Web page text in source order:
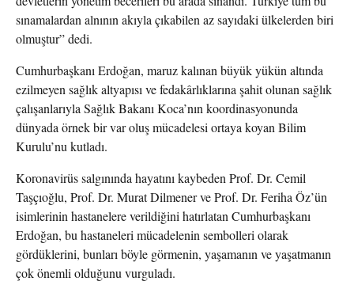
sınamalardan alnının akıyla çıkabilen az sayıdaki ülkelerden biri
olmuştur” dedi.
Cumhurbaşkanı Erdoğan, maruz kalınan büyük yükün altında
ezilmeyen sağlık altyapısı ve fedakârlıklarına şahit olunan sağlık
çalışanlarıyla Sağlık Bakanı Koca’nın koordinasyonunda
dünyada örnek bir var oluş mücadelesi ortaya koyan Bilim
Kurulu’nu kutladı.
Koronavirüs salgınında hayatını kaybeden Prof. Dr. Cemil
Taşçıoğlu, Prof. Dr. Murat Dilmener ve Prof. Dr. Feriha Öz’ün
isimlerinin hastanelere verildiğini hatırlatan Cumhurbaşkanı
Erdoğan, bu hastaneleri mücadelenin sembolleri olarak
gördüklerini, bunları böyle görmenin, yaşamanın ve yaşatmanın
çok önemli olduğunu vurguladı.